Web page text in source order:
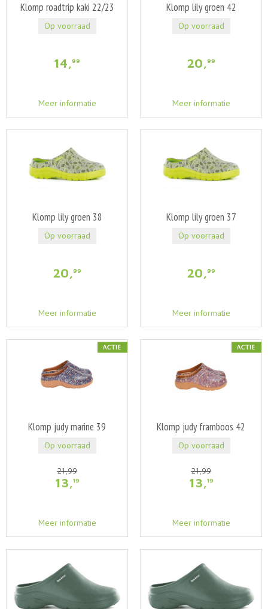
Klomp roadtrip kaki 22/23
14,99
Meer informatie
Op voorraad
Klomp lily groen 42
20,99
Meer informatie
Op voorraad
Klomp lily groen 38
20,99
Meer informatie
Op voorraad
Klomp lily groen 37
20,99
Meer informatie
Op voorraad
Klomp judy marine 39
21,99
13,19
Meer informatie
Op voorraad
Klomp judy framboos 42
21,99
13,19
Meer informatie
Op voorraad